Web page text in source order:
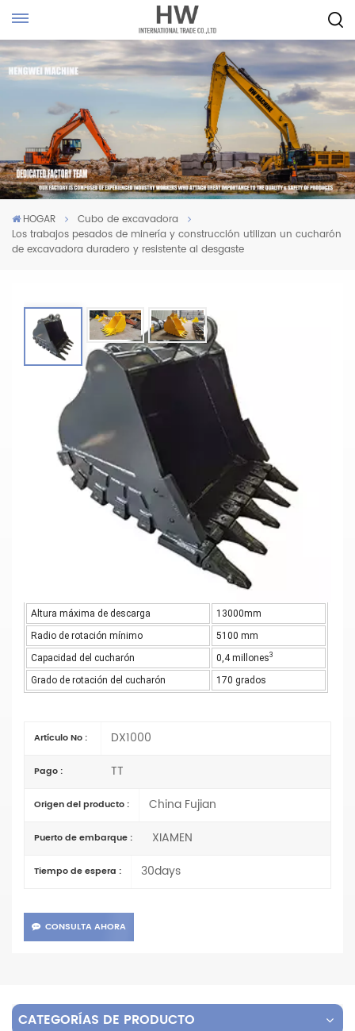
HOGAR
Cubo de excavadora
Los trabajos pesados de minería y construcción utilizan un cucharón
de excavadora duradero y resistente al desgaste
Los Trabajos Pesados De Minería Y
Construcción Utilizan Un Cucharón De
Excavadora Duradero Y Resistente Al
Desgaste
Materiales: Q355B y NM400
Parámetros principales
Radio máximo de excavación
17300mm
Profundidad máxima de corte
12500 mm
11600mm
15300mm
Altura máxima de descarga
13000mm
Radio de rotación mínimo
5100 mm
Capacidad del cucharón
0,4 millones3
Grado de rotación del cucharón 170 grados
Artículo No : DX1000
Pago : TT
Origen del producto : China Fujian
Puerto de embarque : XIAMEN
Tiempo de espera : 30days
CONSULTA AHORA
CATEGORÍAS DE PRODUCTO